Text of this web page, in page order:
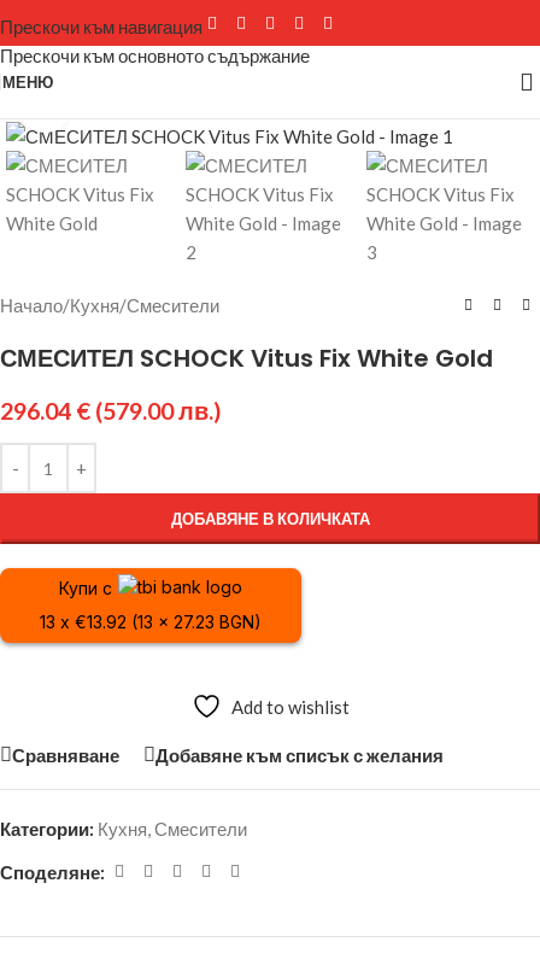
Прескочи към навигация
Прескочи към основното съдържание
МЕНЮ
Начало/Кухня/Смесители
СМЕСИТЕЛ SCHOCK Vitus Fix White Gold
296.04 € (579.00 лв.)
ДОБАВЯНЕ В КОЛИЧКАТА
Купи с
13 x €13.92 (13 x 27.23 BGN)
Add to wishlist
Сравняване Добавяне към списък с желания
Категории: Кухня,Смесители
Споделяне: